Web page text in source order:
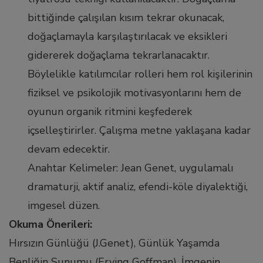
bittiğinde çalışılan kısım tekrar okunacak,
doğaçlamayla karşılaştırılacak ve eksikleri
gidererek doğaçlama tekrarlanacaktır.
Böylelikle katılımcılar rolleri hem rol kişilerinin
fiziksel ve psikolojik motivasyonlarını hem de
oyunun organik ritmini keşfederek
içselleştirirler. Çalışma metne yaklaşana kadar
devam edecektir.
Anahtar Kelimeler: Jean Genet, uygulamalı
dramaturji, aktif analiz, efendi-köle diyalektiği,
imgesel düzen.
Okuma Önerileri:
Hırsızın Günlüğü (J.Genet), Günlük Yaşamda